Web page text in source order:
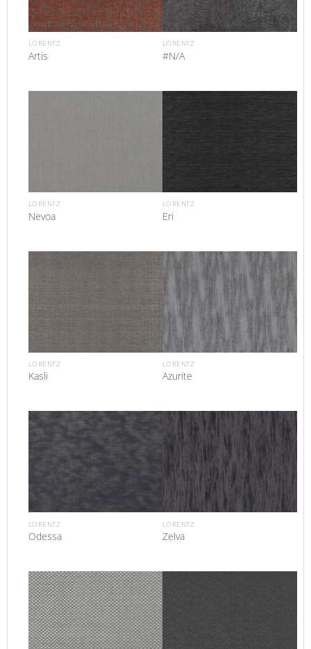
LORENTZ
Artis
LORENTZ
#N/A
LORENTZ
Nevoa
LORENTZ
Eri
LORENTZ
Kasli
LORENTZ
Azurite
LORENTZ
Odessa
LORENTZ
Zelva